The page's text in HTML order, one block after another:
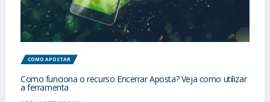
COMO APOSTAR
Como funciona o recurso Encerrar Aposta? Veja como utilizar
a ferramenta